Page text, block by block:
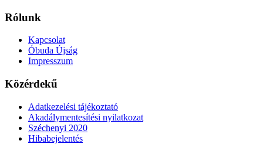
Rólunk
Kapcsolat
Óbuda Újság
Impresszum
Közérdekű
Adatkezelési tájékoztató
Akadálymentesítési nyilatkozat
Széchenyi 2020
Hibabejelentés